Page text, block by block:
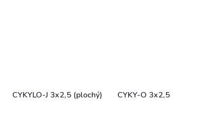
CYKYLO-J 3x2,5 (plochý) CYKY-O 3x2,5